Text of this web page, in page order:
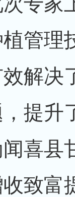
管理
解决
提升
喜县
致富